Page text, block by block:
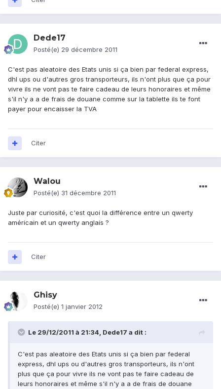
Dede17
Posté(e) 29 décembre 2011
C'est pas aleatoire des Etats unis si ça bien par federal express,
dhl ups ou d'autres gros transporteurs, ils n'ont plus que ça pour
vivre ils ne vont pas te faire cadeau de leurs honoraires et même
s'il n'y a a de frais de douane comme sur la tablette ils te font
payer pour encaisser la TVA
Citer
Walou
Posté(e) 31 décembre 2011
Juste par curiosité, c'est quoi la différence entre un qwerty
américain et un qwerty anglais ?
Citer
Ghisy
Posté(e) 1 janvier 2012
Le 29/12/2011 à 21:34, Dede17 a dit :
C'est pas aleatoire des Etats unis si ça bien par federal
express, dhl ups ou d'autres gros transporteurs, ils n'ont
plus que ça pour vivre ils ne vont pas te faire cadeau de
leurs honoraires et même s'il n'y a a de frais de douane